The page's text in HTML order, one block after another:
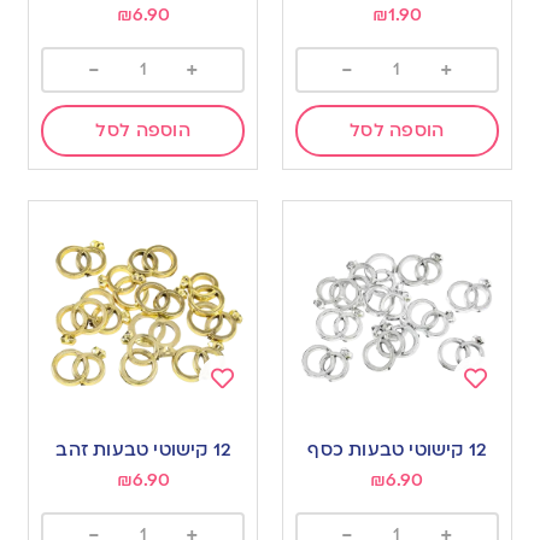
₪1.90
+
-
הוספה לסל
₪6.90
+
-
הוספה לסל
to
wishlist
12 קישוטי טבעות כסף
₪6.90
to
wishlist
12 קישוטי טבעות זהב
₪6.90